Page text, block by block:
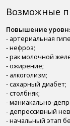
Возможные
Повышение
- артериальная
- нефроз;
- рак молочной
- ожирение;
- алкоголизм;
- сахарный диабет;
- столбняк;
- маниакально-
- депрессивный
- начальный этап